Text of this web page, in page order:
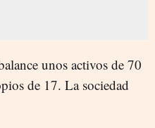
unos activos de 70
de 17. La sociedad